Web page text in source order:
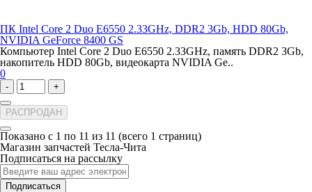
ПК Intel Core 2 Duo E6550 2.33GHz, DDR2 3Gb, HDD 80Gb,
NVIDIA GeForce 8400 GS
Компьютер Intel Core 2 Duo E6550 2.33GHz, память DDR2 3Gb,
накопитель HDD 80Gb, видеокарта NVIDIA Ge..
0
- +
РАСПРОДАН
Показано с 1 по 11 из 11 (всего 1 страниц)
Магазин запчастей Тесла-Чита
Подписаться на рассылку
Подписаться